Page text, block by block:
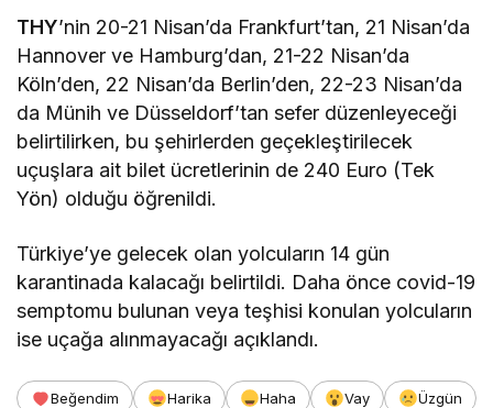
THY’nin 20-21 Nisan’da Frankfurt’tan, 21 Nisan’da
Hannover ve Hamburg’dan, 21-22 Nisan’da
Köln’den, 22 Nisan’da Berlin’den, 22-23 Nisan’da
da Münih ve Düsseldorf’tan sefer düzenleyeceği
belirtilirken, bu şehirlerden geçekleştirilecek
uçuşlara ait bilet ücretlerinin de 240 Euro (Tek
Yön) olduğu öğrenildi.
Türkiye’ye gelecek olan yolcuların 14 gün
karantinada kalacağı belirtildi. Daha önce covid-19
semptomu bulunan veya teşhisi konulan yolcuların
ise uçağa alınmayacağı açıklandı.
Beğendim Harika Haha Vay
Üzgün